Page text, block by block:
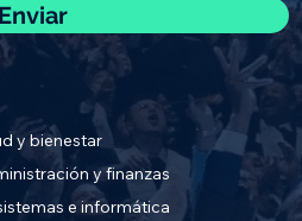
Enviar
y bienestar
y finanzas
e informática